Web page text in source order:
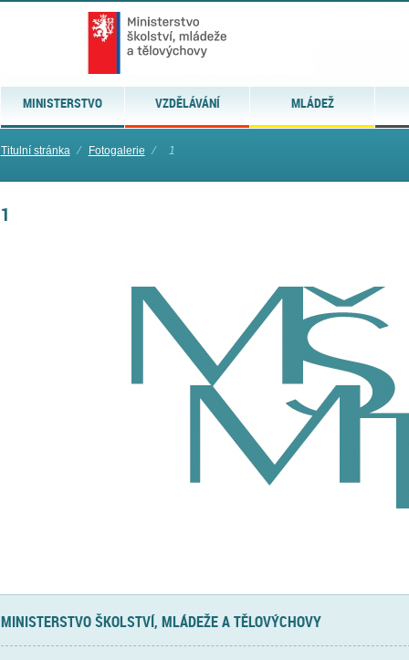
MINISTERSTVO VZDĚLÁVÁNÍ MLÁDEŽ
Titulní stránka ⁄ Fotogalerie ⁄ 1
1
MINISTERSTVO ŠKOLSTVÍ, MLÁDEŽE A TĚLOVÝCHOVY